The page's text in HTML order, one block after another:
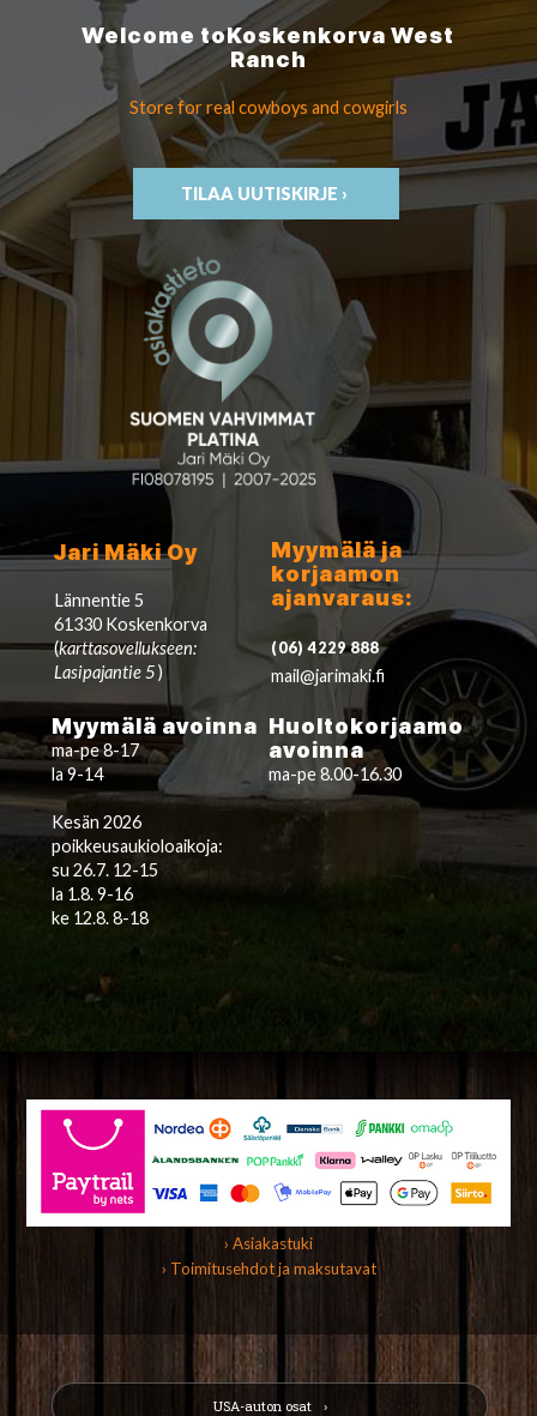
Welcome toKoskenkorvaWest
Ranch
Store for real cowboys and cowgirls
TILAA UUTISKIRJE ›
Jari Mäki Oy
Lännentie 5
61330 Koskenkorva
(karttasovellukseen:
Lasipajantie 5)
Myymälä ja
korjaamon
ajanvaraus:
(06) 4229 888
mail@jarimaki.fi
Myymälä avoinna
ma-pe 8-17
la 9-14
Kesän 2026
poikkeusaukioloaikoja:
su 26.7. 12-15
la 1.8. 9-16
ke 12.8. 8-18
Huoltokorjaamo
avoinna
ma-pe 8.00-16.30
› Asiakastuki
› Toimitusehdot ja maksutavat
USA-auton osat